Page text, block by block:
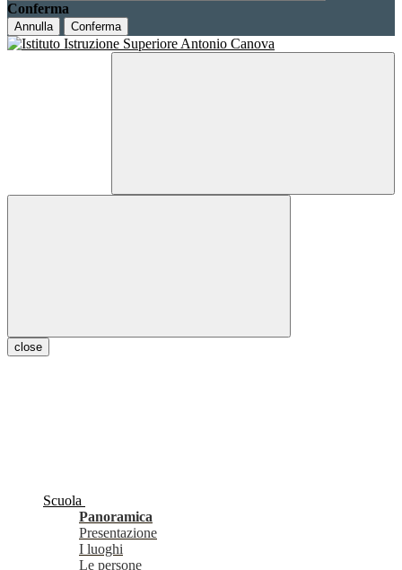
Conferma
Annulla Conferma
close
Scuola
Panoramica
Presentazione
I luoghi
Le persone